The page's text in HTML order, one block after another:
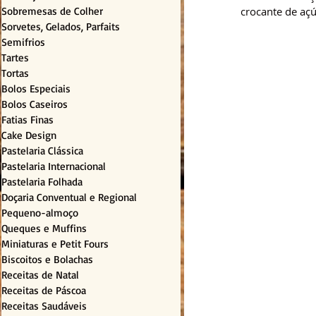
Sobremesas de Colher
Sorvetes, Gelados, Parfaits
Semifrios
Tartes
Tortas
Bolos Especiais
Bolos Caseiros
Fatias Finas
Cake Design
Pastelaria Clássica
Pastelaria Internacional
Pastelaria Folhada
Doçaria Conventual e Regional
Pequeno-almoço
Queques e Muffins
Miniaturas e Petit Fours
Biscoitos e Bolachas
Receitas de Natal
Receitas de Páscoa
Receitas Saudáveis
crocante de